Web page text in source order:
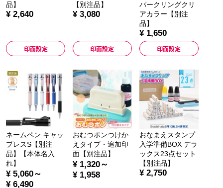
品】
¥ 2,640
印面設定
【別注品】
¥ 3,080
印面設定
パークリングクリ
アカラー【別注
品】
¥ 1,650
印面設定
ネームペン キャッ
プレスS【別注
品】【本体名入
れ】
¥ 5,060～
¥ 6,490
おむつポンつけか
えタイプ・追加印
面【別注品】
¥ 1,320～
¥ 1,958
おなまえスタンプ
入学準備BOX デラ
ックス23点セット
【別注品】
¥ 2,750